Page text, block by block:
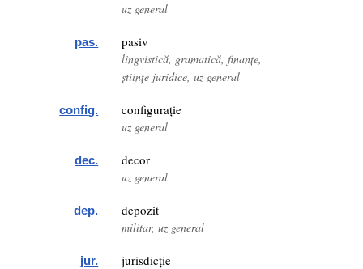
uz general
pas. pasiv
lingvistică, gramatică, finanțe,
științe juridice, uz general
config. configurație
uz general
dec. decor
uz general
dep. depozit
militar, uz general
jur. jurisdicție